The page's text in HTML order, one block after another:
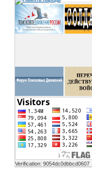
Verification: 9054dc0dbbcd0607